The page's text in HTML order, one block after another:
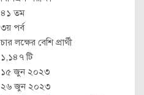
৪১ তম
৩য় পর্ব
চার লক্ষের বেশি প্রার্থী
১,১৪৭ টি
১৫ জুন ২০২৩
২৬ জুন ২০২৩